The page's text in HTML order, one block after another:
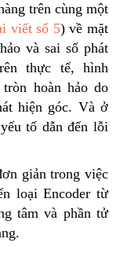
trên cùng một
viết số 5) về mặt
và sai số phát
thực tế, hình
hoàn hảo do
hiện góc. Và ở
tố dẫn đến lỗi
giản trong việc
loại Encoder từ
tâm và phần tử